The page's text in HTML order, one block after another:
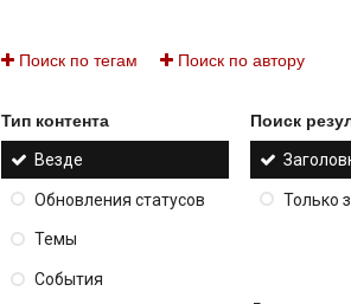
Поиск по тегам Поиск по автору
Тип контента
Везде
Обновления статусов
Темы
События
Поиск
Только